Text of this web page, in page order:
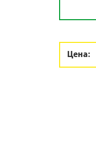
Цена: